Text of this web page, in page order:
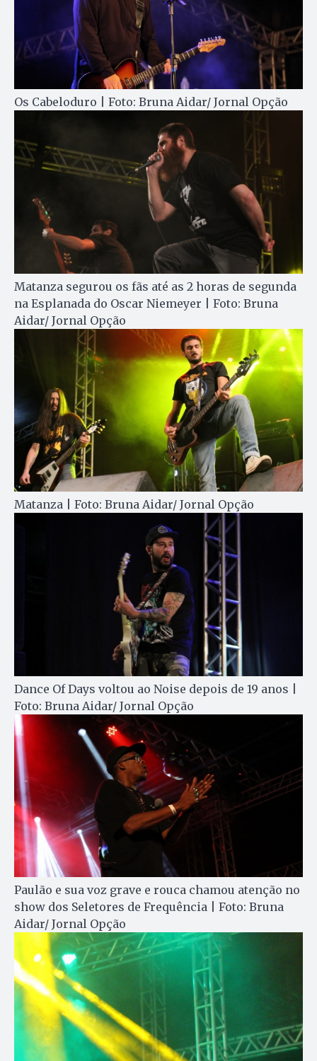
Os Cabeloduro | Foto: Bruna Aidar/ Jornal Opção
Matanza segurou os fãs até as 2 horas de segunda
na Esplanada do Oscar Niemeyer | Foto: Bruna
Aidar/ Jornal Opção
Matanza | Foto: Bruna Aidar/ Jornal Opção
Dance Of Days voltou ao Noise depois de 19 anos |
Foto: Bruna Aidar/ Jornal Opção
Paulão e sua voz grave e rouca chamou atenção no
show dos Seletores de Frequência | Foto: Bruna
Aidar/ Jornal Opção